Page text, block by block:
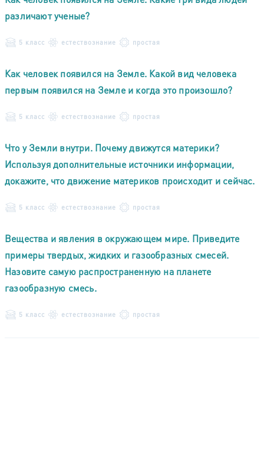
различают ученые?
5 класс естествознание простая
Как человек появился на Земле. Какой вид человека
первым появился на Земле и когда это произошло?
5 класс естествознание простая
Что у Земли внутри. Почему движутся материки?
Используя дополнительные источники информации,
докажите, что движение материков происходит и сейчас.
5 класс естествознание простая
Вещества и явления в окружающем мире. Приведите
примеры твердых, жидких и газообразных смесей.
Назовите самую распространенную на планете
газообразную смесь.
5 класс естествознание простая